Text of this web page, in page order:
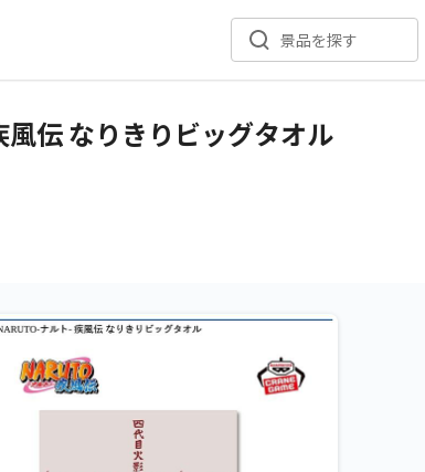
景品を探す
風伝 なりきりビッグタオル